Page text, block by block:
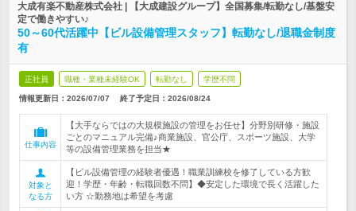
大成有楽不動産株式会社 | 【大成建設グループ】全国募集/転勤なし/基盤安
定で働きやすい♪
50～60代活躍中【ビル設備管理スタッフ】転勤なし/退職金制度
有
正社員 職種・業種未経験OK 転勤なし 学歴不問
情報更新日：2026/07/07 終了予定日： 2026/08/24
仕事内容
【大手ならではの大規模施設の管理をお任せ】分野別研修・施設
ごとのマニュアル完備♪商業施設、官公庁、スポーツ施設、大学
等の設備管理業務を担当★
対象と
なる方
【ビル設備管理の経験者優遇！職業訓練校を修了している方歓
迎！学歴・年齢・転職回数不問】◆安定した環境で長く活躍した
い方 ☆勤務地は希望を考慮